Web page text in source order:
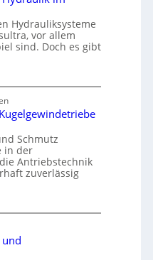
Hydrauliksysteme
vor allem
sind. Doch es gibt
Schmutz
in der
Antriebstechnik
zuverlässig